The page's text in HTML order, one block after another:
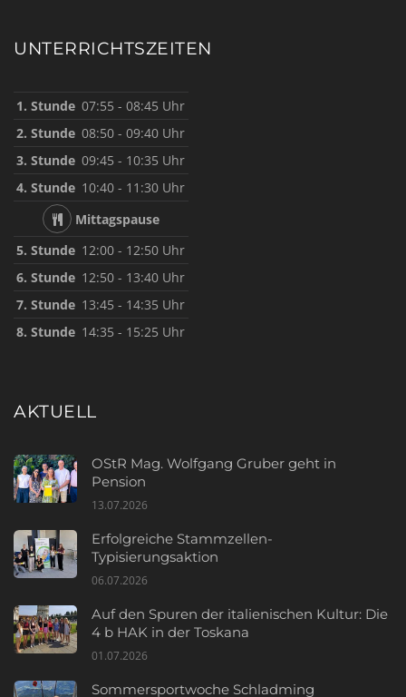
UNTERRICHTSZEITEN
1. Stunde 07:55 - 08:45 Uhr
2. Stunde 08:50 - 09:40 Uhr
3. Stunde 09:45 - 10:35 Uhr
4. Stunde 10:40 - 11:30 Uhr
Mittagspause
5. Stunde 12:00 - 12:50 Uhr
6. Stunde 12:50 - 13:40 Uhr
7. Stunde 13:45 - 14:35 Uhr
8. Stunde 14:35 - 15:25 Uhr
AKTUELL
OStR Mag. Wolfgang Gruber geht in
Pension
13.07.2026
Erfolgreiche Stammzellen-
Typisierungsaktion
06.07.2026
Auf den Spuren der italienischen Kultur: Die
4 b HAK in der Toskana
01.07.2026
Sommersportwoche Schladming